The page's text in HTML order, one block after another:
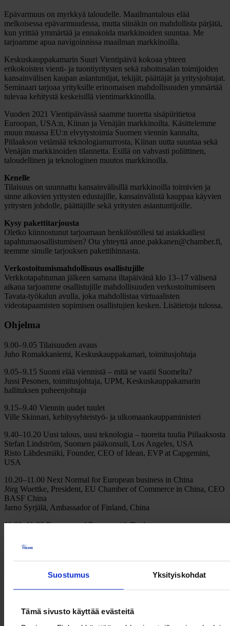
Suostumus Yksityiskohdat
Tämä sivusto käyttää evästeitä
Epävarmuus on myrkkyä taloudelle. Maailmantalous elää
melkoisessa epävarmuudessa, mutta siinäkin on mahdollista pärjätä,
kun yrittää ymmärtää ja ennakoida markkinoiden suuntaa. Me
tarjoamme apua navigoinnissa maailman markkinoilla.
Keskuskauppakamarin Suuri Vientipäivä kokoaa yhteen
erikokoisten vienti- ja tuontiyritysten sekä rahoitusalan toimijoiden
kansainvälisen kaupan asiantuntijat, tekijät, päättäjät ja yritysjohtajat.
Seminaari tarjoaa yrityksille erinomaisen mahdollisuuden ymmärtää
tulevaa kehitystä keskeisillä vientimarkkinoilla.
Vuoden 2021 Vientipäivässä saamme tuoretta sisäpiiritietoa
Euroopan, USA:n, Kiinan ja Venäjän markkinoilta. Käsittelemme
muun muassa EU:n elvytystoimia Suomen viennin kannalta,
Piilaakson vetämää teknologiamurrosta, Kiinan uutta suuntaa sekä
Venäjän markkinoiden tilannetta. Esillä on vahvasti poliittinen,
taloudellinen ja teknologinen muutos markkinoilla.
Kenelle
Tilaisuus on suunnattu kansainvälisillä markkinoilla toimivien ja
sinne aikovien yritysten edustajille, kansainvälistä kauppaa käyvien
yritysten johdolle, päättäjille sekä yritysten asiantuntijoille.
Kysy pakettitarjousta
Oletko kiinnostunut tarjoamaan henkilöstöllesi tai asiakkaillesi
tapahtumaosallistumisen? Ota yhteyttä anne.pakkanen@chamber.fi,
teemme sinulle tarjouksen pakettihinnasta.
Verkostoitumismahdollisuus osallistujille
Verkkotapahtuman jälkeen samana iltapäivänä klo 13–17 välisenä
aikana tarjoamme osallistujille mahdollisuuden verkostoitumiseen
Tavata-työkalun avulla, joka mahdollistaa virtuaalisten
videotapaamisten sopimisen osallistujien kesken. Lisätietoja tulossa.
Ohjelma
9.00–9.05 Tilaisuuden avaus
Juho Romakkaniemi, Keskuskauppakamari, toimitusjohtaja
9.05–9.15 Suomi elää viennistä – mitä se vaatii Suomelta?
Jussi Pesonen, toimitusjohtaja, UPM, Keskuskauppakamarin
hallituksen puheenjohtaja
9.15–9.40 Viennin uudet tuulet
Ville Skinnari, kehitysyhteistyö- ja ulkomaankauppaministeri
9.40–10.20 Uusi talous, uusi teknologia – tuoreita tuulia Piilaaksosta
Stefan Lindström, Suomen pääkonsuli, Los Angeles, USA
Risto Lähdesmäki, Founder, CEO of Idean, EVP at Capgemini,
USA
10.20–11.00 Next Normal for European business in China
Jörg Wuettke, President, EU Chamber of Commerce in China, CEO
BASF China
Jarno Syrjälä, Ambassador of Finland, China
11.00–11.30 Recovery of Europe with Trade
Commission
11.30–11.50 Venäjä – talouden ikuinen uudistaja?
Elisa Markula, toimitusjohtaja, Tikkurila Oyj
Jaana Rekolainen, toimitusjohtaja, Suomalais-venäläinen
kauppakamari
OP:n suuryritystutkimuksen tuoreet tulokset ja markkinakatsaus